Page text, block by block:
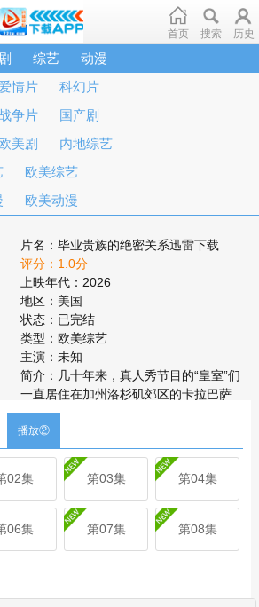
首页 搜索 历史
综艺
动漫
爱情片
科幻片
争片
国产剧
欧美剧
内地综艺
欧美综艺
欧美动漫
片名：毕业贵族的绝密关系迅雷下载
评分：1.0分
上映年代：2026
地区：美国
状态：已完结
类型：欧美综艺
主演：未知
简介：几十年来，真人秀节目的“皇室”们
一直居住在加州洛杉矶郊区的卡拉巴萨
斯。如今，新一代明星即将在《卡拉巴
萨斯机密》中加入他们的行列。 在
Netflix的全新真人秀剧集《卡拉巴萨斯机
密》中，镜头将跟随一群儿时好友、前
任和对手，他们在阔别四年后重返卡拉
巴萨斯的山坡豪宅。大学刚毕业，他们
又陷入了他们以为已经告别的纷扰之
这群卡拉巴萨斯人分别于2020年和
播放②
02集 第03集 第04集
06集 第07集 第08集